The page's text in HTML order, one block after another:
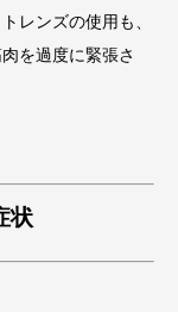
レンズの使用も、
を過度に緊張さ
状